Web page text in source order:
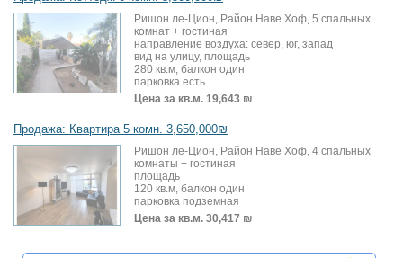
Ришон ле-Цион, Район Наве Хоф, 5 спальных
комнат + гостиная
направление воздуха: север, юг, запад
вид на улицу, площадь
280 кв.м, балкон один
парковка есть
Цена за кв.м. 19,643 ₪
Продажа: Квартира 5 комн. 3,650,000₪
Ришон ле-Цион, Район Наве Хоф, 4 спальных
комнаты + гостиная
площадь
120 кв.м, балкон один
парковка подземная
Цена за кв.м. 30,417 ₪